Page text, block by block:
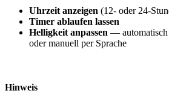
Uhrzeit anzeigen (12- oder 24-
Timer ablaufen lassen
Helligkeit anpassen — automatisch
oder manuell per Sprache
Hinweis